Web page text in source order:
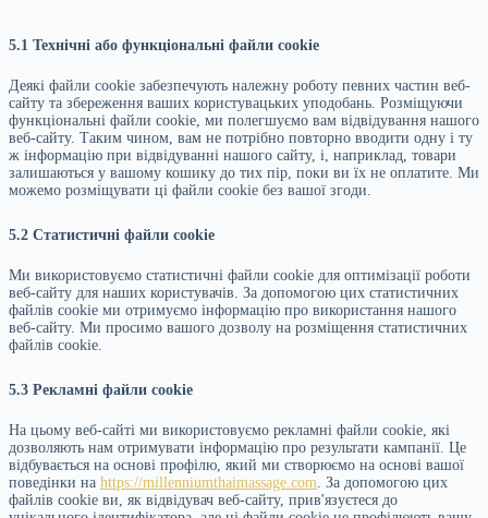
5.1 Технічні або функціональні файли cookie
Деякі файли cookie забезпечують належну роботу певних частин веб-
сайту та збереження ваших користувацьких уподобань. Розміщуючи
функціональні файли cookie, ми полегшуємо вам відвідування нашого
веб-сайту. Таким чином, вам не потрібно повторно вводити одну і ту
ж інформацію при відвідуванні нашого сайту, і, наприклад, товари
залишаються у вашому кошику до тих пір, поки ви їх не оплатите. Ми
можемо розміщувати ці файли cookie без вашої згоди.
5.2 Статистичні файли cookie
Ми використовуємо статистичні файли cookie для оптимізації роботи
веб-сайту для наших користувачів. За допомогою цих статистичних
файлів cookie ми отримуємо інформацію про використання нашого
веб-сайту. Ми просимо вашого дозволу на розміщення статистичних
файлів cookie.
5.3 Рекламні файли cookie
На цьому веб-сайті ми використовуємо рекламні файли cookie, які
дозволяють нам отримувати інформацію про результати кампанії. Це
відбувається на основі профілю, який ми створюємо на основі вашої
поведінки на https://millenniumthaimassage.com . За допомогою цих
файлів cookie ви, як відвідувач веб-сайту, прив'язуєтеся до